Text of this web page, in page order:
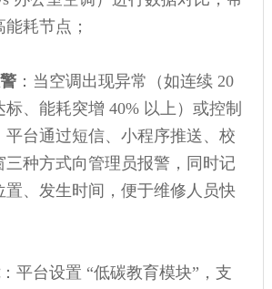
耗节点；
：当空调出现异常（如连续 20
、能耗突增 40% 以上）或控制
平台通过短信、小程序推送、校
三种方式向管理员报警，同时记
置、发生时间，便于维修人员快
：平台设置 “低碳教育模块”，支